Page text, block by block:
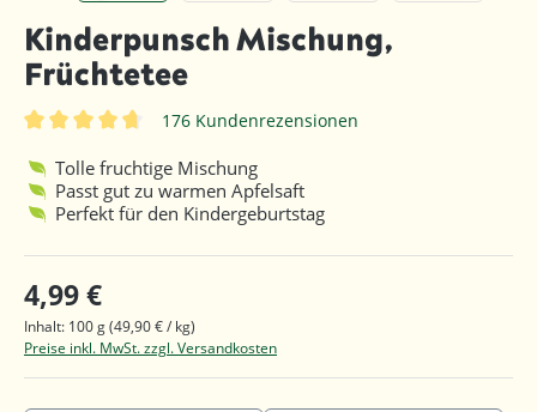
Kinderpunsch Mischung,
Früchtetee
176 Kundenrezensionen
Tolle fruchtige Mischung
Passt gut zu warmen Apfelsaft
Perfekt für den Kindergeburtstag
4,99 €
Inhalt: 100 g(49,90 € / kg)
Preise inkl. MwSt. zzgl. Versandkosten